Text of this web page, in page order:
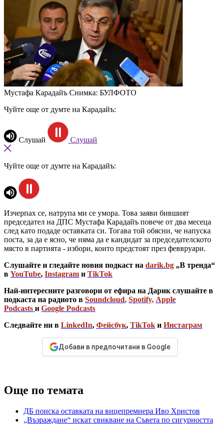
Мустафа Карадайъ Снимка: БУЛФОТО
Чуйте още от думте на Карадайъ:
Слушай Слушай
Чуйте още от думте на Карадайъ:
Изчерпах се, натрупа ми се умора. Това заяви бившият
председател на ДПС Мустафа Карадайъ повече от два месеца
след като подаде оставката си. Тогава той обясни, че напуска
поста, за да е ясно, че няма да е кандидат за председателското
място в партията - избори, които предстоят през феввруари.
Слушайте и гледайте новия подкаст на darik.bg „В тренда“
в YouTube, Instagram и TikTok
Най-интересните разговори от ефира на Дарик слушайте в
подкаста на радиото в Soundcloud, Spotify, Apple
Podcasts и Google Podcasts
Следвайте ни в LinkedIn, Фейсбук, TikTok и Инстаграм
Добави в предпочитани в Google
Още по темата
ДБ поиска оставката на вицепремиера Иво Христов
„Възраждане“ искат свикване на Съвета по сигурността